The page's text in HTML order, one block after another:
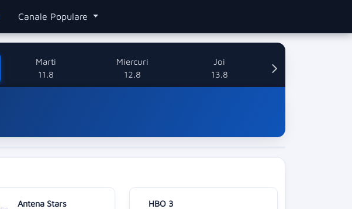
Canale Populare
Marti
11.8
Miercuri
12.8
Joi
13.8
Antena Stars HBO 3